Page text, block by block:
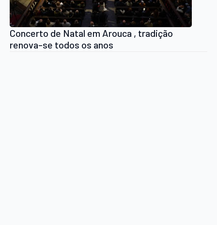
Concerto de Natal em Arouca , tradição
renova-se todos os anos